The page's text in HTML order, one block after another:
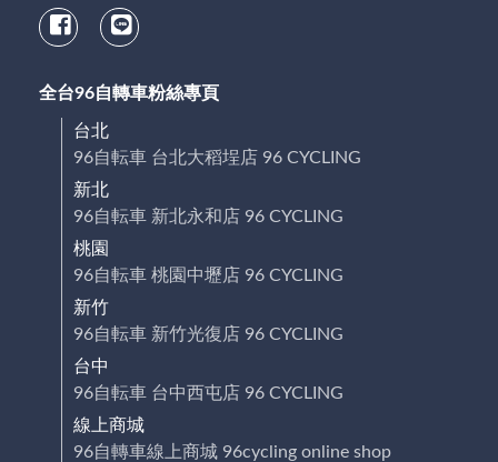
全台96自轉車粉絲專頁
台北
96自転車 台北大稻埕店 96 CYCLING
新北
96自転車 新北永和店 96 CYCLING
桃園
96自転車 桃園中壢店 96 CYCLING
新竹
96自転車 新竹光復店 96 CYCLING
台中
96自転車 台中西屯店 96 CYCLING
線上商城
96自轉車線上商城 96cycling online shop